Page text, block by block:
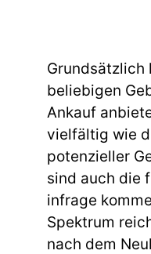
Grundsätzlich
beliebigen
Ankauf
vielfältig wie
potenzieller
sind auch die
infrage
Spektrum
nach dem